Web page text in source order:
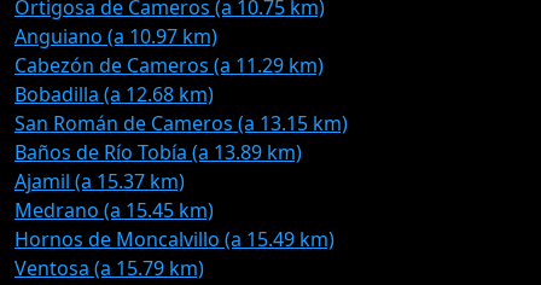
Ortigosa de Cameros (a 10.75 km)
Anguiano (a 10.97 km)
Cabezón de Cameros (a 11.29 km)
Bobadilla (a 12.68 km)
San Román de Cameros (a 13.15 km)
Baños de Río Tobía (a 13.89 km)
Ajamil (a 15.37 km)
Medrano (a 15.45 km)
Hornos de Moncalvillo (a 15.49 km)
Ventosa (a 15.79 km)